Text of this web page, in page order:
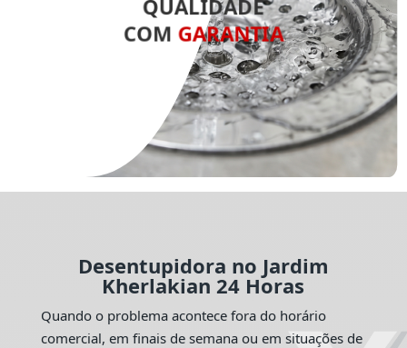
QUALIDADE
COM GARANTIA
Desentupidora no Jardim
Kherlakian 24 Horas
Quando o problema acontece fora do horário
comercial, em finais de semana ou em situações de